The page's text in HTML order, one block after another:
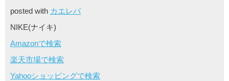
posted with カエレバ
NIKE(ナイキ)
Amazonで検索
楽天市場で検索
Yahooショッピングで検索